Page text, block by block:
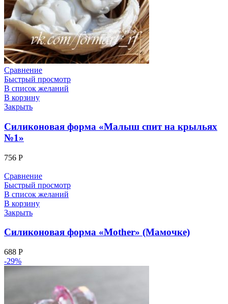
Сравнение
Быстрый просмотр
В список желаний
В корзину
Закрыть
Силиконовая форма «Малыш спит на крыльях
№1»
756 Р
Сравнение
Быстрый просмотр
В список желаний
В корзину
Закрыть
Силиконовая форма «Mother» (Мамочке)
688 Р
-29%